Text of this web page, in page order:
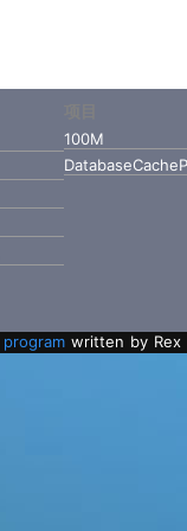
100M
programwritten by Rex